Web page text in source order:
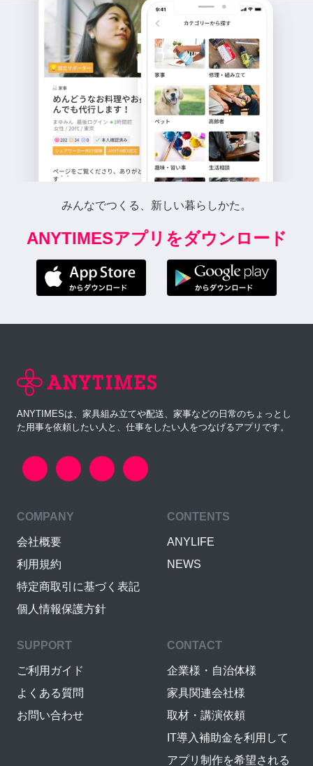
みんなでつくる、新しい暮らしかた。
ANYTIMESアプリをダウンロード
ANYTIMESは、家具組み立てや配送、家事などの日常のちょっとし
た用事を依頼したい人と、仕事をしたい人をつなげるアプリです。
COMPANY
会社概要
利用規約
特定商取引に基づく表記
個人情報保護方針
CONTENTS
ANYLIFE
NEWS
SUPPORT
ご利用ガイド
よくある質問
お問い合わせ
CONTACT
企業様・自治体様
家具関連会社様
取材・講演依頼
IT導入補助金を利用して
アプリ制作を希望される